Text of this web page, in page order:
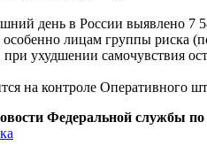
день в России выявлено 7
лицам группы риска
ухудшении самочувствия
на контроле Оперативного
Федеральной службы по